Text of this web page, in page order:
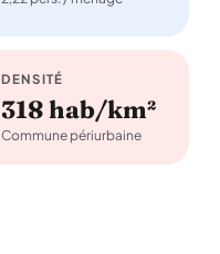
DENSITÉ
318 hab/km²
Commune périurbaine